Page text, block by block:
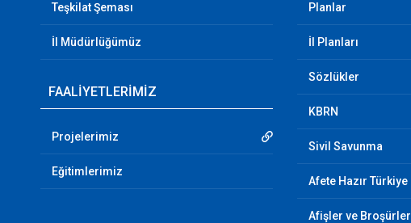
Teşkilat Şeması
İl Müdürlüğümüz
FAALİYETLERİMİZ
Projelerimiz
Eğitimlerimiz
Planlar
İl Planları
Sözlükler
KBRN
Sivil Savunma
Afete Hazır Türkiye
Afişler ve Broşürler